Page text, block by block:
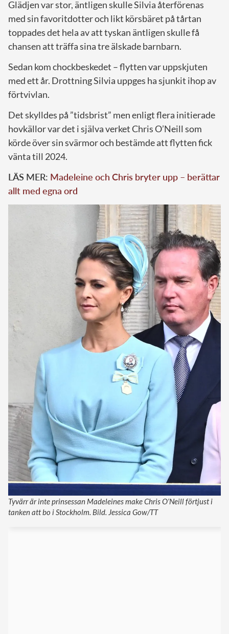
Glädjen var stor, äntligen skulle Silvia återförenas
med sin favoritdotter och likt körsbäret på tårtan
toppades det hela av att tyskan äntligen skulle få
chansen att träffa sina tre älskade barnbarn.
Sedan kom chockbeskedet – flytten var uppskjuten
med ett år. Drottning Silvia uppges ha sjunkit ihop av
förtvivlan.
Det skylldes på ”tidsbrist” men enligt flera initierade
hovkällor var det i själva verket Chris O’Neill som
körde över sin svärmor och bestämde att flytten fick
vänta till 2024.
LÄS MER: Madeleine och Chris bryter upp – berättar
allt med egna ord
Tyvärr är inte prinsessan Madeleines make Chris O’Neill förtjust i
tanken att bo i Stockholm. Bild. Jessica Gow/TT